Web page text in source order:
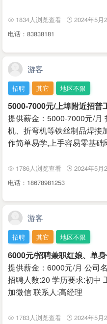
1834人浏览查看 2024年5月
电话：83838181
游客
招聘 其它 地区不限
5000-7000元/上埠附近招普
提供薪金：5000-7000元/月
机、折弯机等铁丝制品焊接
作简单易学,上手容易零基
1786人浏览查看 2024年5月
电话：18678981253
游客
招聘 其它 地区不限
6000元/招聘兼职红娘、单
提供薪金：6000元/月 公司
招聘人数:20 学历要求:初中
加微信 联系人:高经理
1783人浏览查看 2024年5月